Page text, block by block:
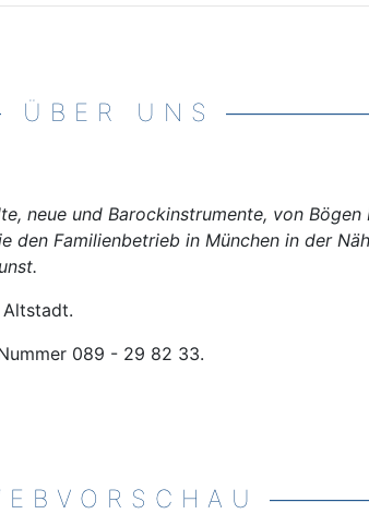
ÜBER UNS
neue und Barockinstrumente, von
den Familienbetrieb in München in der
089 - 29 82 33.